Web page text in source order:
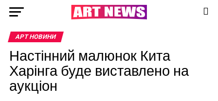
АРТ НОВИНИ
Настінний малюнок Кита
Харінга буде виставлено на
аукціон